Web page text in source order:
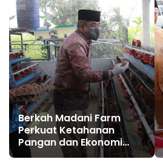
Berkah Madani Farm
Perkuat Ketahanan
Pangan dan Ekonomi
Masyarakat